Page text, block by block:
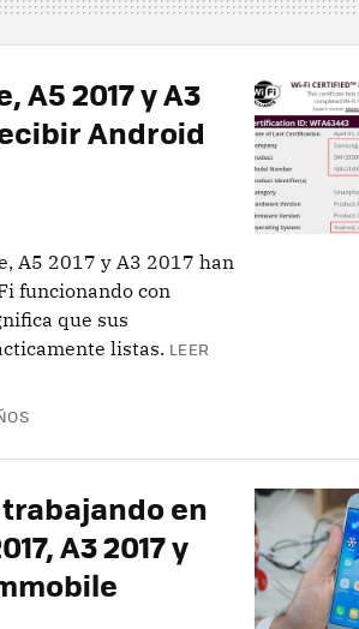
A5 2017 y A3
Android
A5 2017 y A3 2017 han
funcionando con
que sus
listas. LEER
en
A3 2017 y